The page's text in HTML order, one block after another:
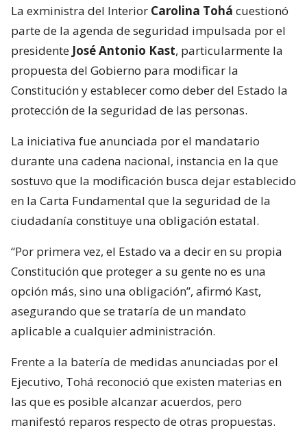
La exministra del Interior Carolina Tohá cuestionó
parte de la agenda de seguridad impulsada por el
presidente José Antonio Kast, particularmente la
propuesta del Gobierno para modificar la
Constitución y establecer como deber del Estado la
protección de la seguridad de las personas.
La iniciativa fue anunciada por el mandatario
durante una cadena nacional, instancia en la que
sostuvo que la modificación busca dejar establecido
en la Carta Fundamental que la seguridad de la
ciudadanía constituye una obligación estatal.
“Por primera vez, el Estado va a decir en su propia
Constitución que proteger a su gente no es una
opción más, sino una obligación”, afirmó Kast,
asegurando que se trataría de un mandato
aplicable a cualquier administración.
Frente a la batería de medidas anunciadas por el
Ejecutivo, Tohá reconoció que existen materias en
las que es posible alcanzar acuerdos, pero
manifestó reparos respecto de otras propuestas.